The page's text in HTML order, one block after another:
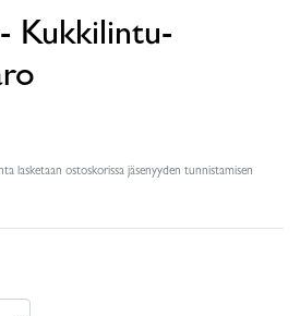
Kukkilintu-
lasketaan ostoskorissa jäsenyyden tunnistamisen